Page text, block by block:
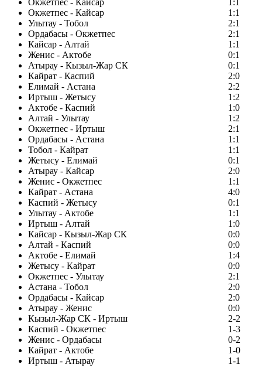
Окжетпес - Кайсар
1:1
Окжетпес - Кайсар
1:1
Улытау - Тобол
2:1
Ордабасы - Окжетпес
2:1
Кайсар - Алтай
1:1
Женис - Актобе
0:1
Атырау - Кызыл-Жар СК
0:1
Кайрат - Каспий
2:0
Елимай - Астана
2:2
Иртыш - Жетысу
1:2
Актобе - Каспий
1:0
Алтай - Улытау
1:2
Окжетпес - Иртыш
2:1
Ордабасы - Астана
1:1
Тобол - Кайрат
1:1
Жетысу - Елимай
0:1
Атырау - Кайсар
2:0
Женис - Окжетпес
1:1
Кайрат - Астана
4:0
Каспий - Жетысу
0:1
Улытау - Актобе
1:1
Иртыш - Алтай
1:0
Кайсар - Кызыл-Жар СК
0:0
Алтай - Каспий
0:0
Актобе - Елимай
1:4
Жетысу - Кайрат
0:0
Окжетпес - Улытау
2:1
Астана - Тобол
2:0
Ордабасы - Кайсар
2:0
Атырау - Женис
0:0
Кызыл-Жар СК - Иртыш
2-2
Каспий - Окжетпес
1-3
Женис - Ордабасы
0-2
Кайрат - Актобе
1-0
Иртыш - Атырау
1-1